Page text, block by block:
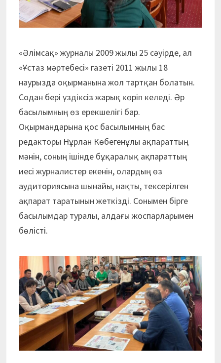
«Әлімсақ» журналы 2009 жылы 25 сәуірде, ал
«Ұстаз мәртебесі» газеті 2011 жылы 18
наурызда оқырманына жол тартқан болатын.
Содан бері үздіксіз жарық көріп келеді. Әр
басылымның өз ерекшелігі бар.
Оқырмандарына қос басылымның бас
редакторы Нұрлан Көбегенұлы ақпараттың
мәнін, соның ішінде бұқаралық ақпараттың
иесі журналистер екенін, олардың өз
аудиториясына шынайы, нақты, тексерілген
ақпарат таратынын жеткізді. Сонымен бірге
басылымдар туралы, алдағы жоспарларымен
бөлісті.